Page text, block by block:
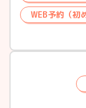
WEB予約（初